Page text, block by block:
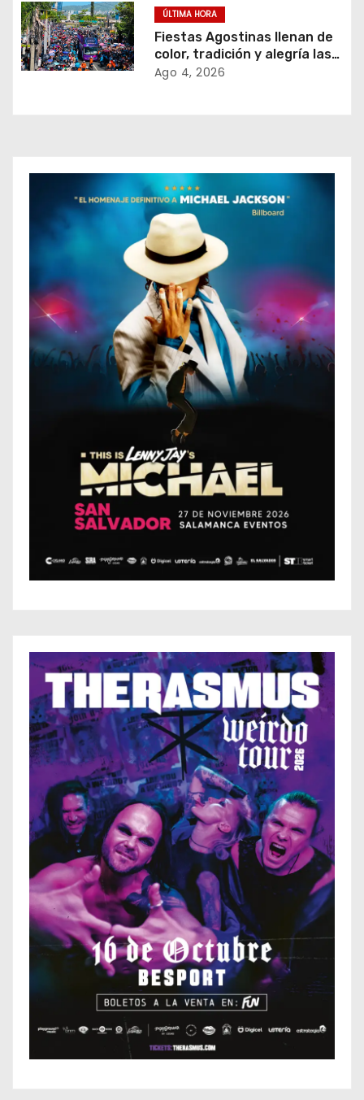
t
r
ÚLTIMA HORA
Fiestas Agostinas llenan de
color, tradición y alegría las
calles de San Salvador
Ago 4, 2026